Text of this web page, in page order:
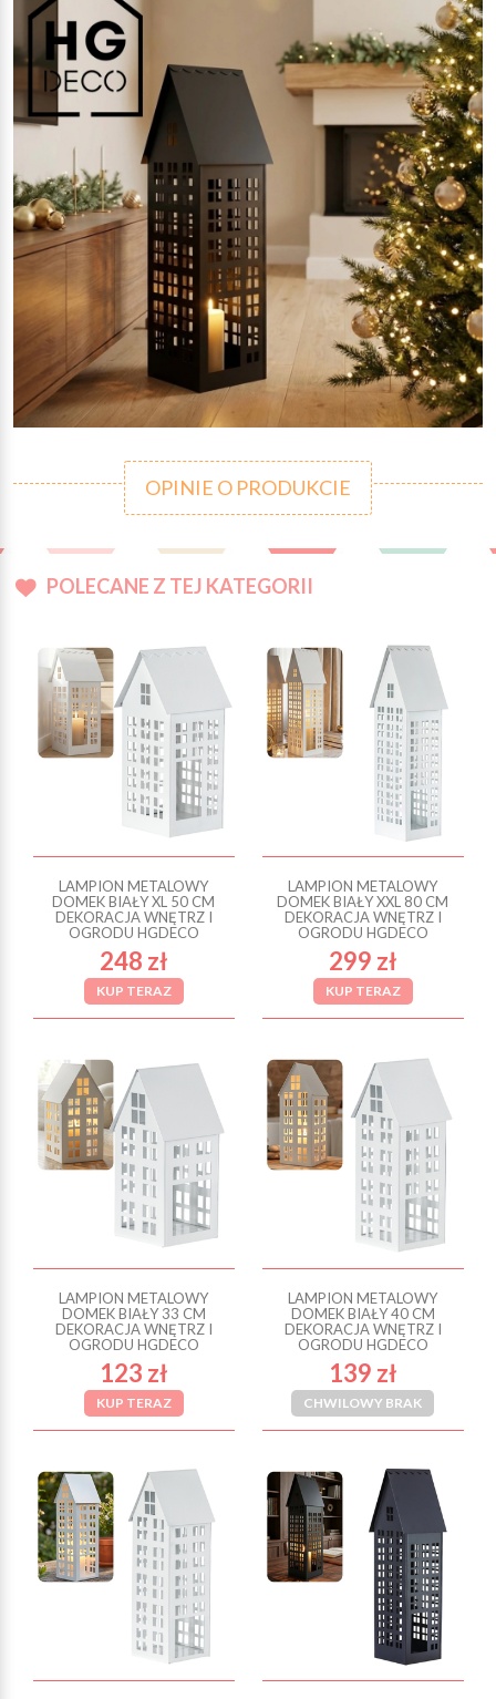
OPINIE O PRODUKCIE
POLECANE Z TEJ KATEGORII
LAMPION METALOWY
DOMEK BIAŁY XL 50 CM
DEKORACJA WNĘTRZ I
OGRODU HGDECO
248 zł
KUP TERAZ
LAMPION METALOWY
DOMEK BIAŁY XXL 80 CM
DEKORACJA WNĘTRZ I
OGRODU HGDECO
299 zł
KUP TERAZ
LAMPION METALOWY
DOMEK BIAŁY 33 CM
DEKORACJA WNĘTRZ I
OGRODU HGDECO
123 zł
KUP TERAZ
LAMPION METALOWY
DOMEK BIAŁY 40 CM
DEKORACJA WNĘTRZ I
OGRODU HGDECO
139 zł
CHWILOWY BRAK